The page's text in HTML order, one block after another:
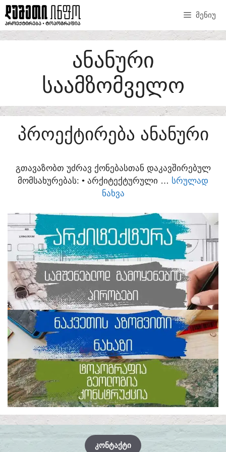
SKIP
TO
CONTENT
ᲛᲔᲜᲘᲣ
ᲐᲜᲐᲜᲣᲠᲘ
ᲡᲐᲐᲛᲖᲝᲛᲕᲔᲚᲝ
ᲞᲠᲝᲔᲥᲢᲘᲠᲔᲑᲐ ᲐᲜᲐᲜᲣᲠᲘ
ᲒᲗᲐᲕᲐᲖᲝᲑᲗ ᲣᲫᲠᲐᲕ ᲥᲝᲜᲔᲑᲐᲡᲗᲐᲜ ᲓᲐᲙᲐᲕᲨᲘᲠᲔᲑᲣᲚ
ᲛᲝᲛᲡᲐᲮᲣᲠᲔᲑᲐᲡ:​ • ᲐᲠᲥᲘᲢᲔᲥᲢᲣᲠᲣᲚᲘ … ᲡᲠᲣᲚᲐᲓ
ᲜᲐᲮᲕᲐ
ᲙᲝᲜᲢᲐᲥᲢᲘ